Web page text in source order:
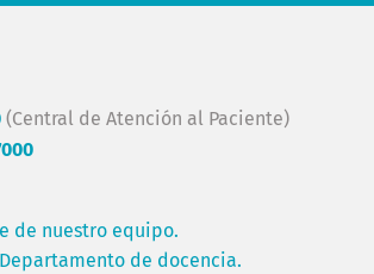
(Central de Atención al Paciente)
de nuestro equipo.
Departamento de docencia.